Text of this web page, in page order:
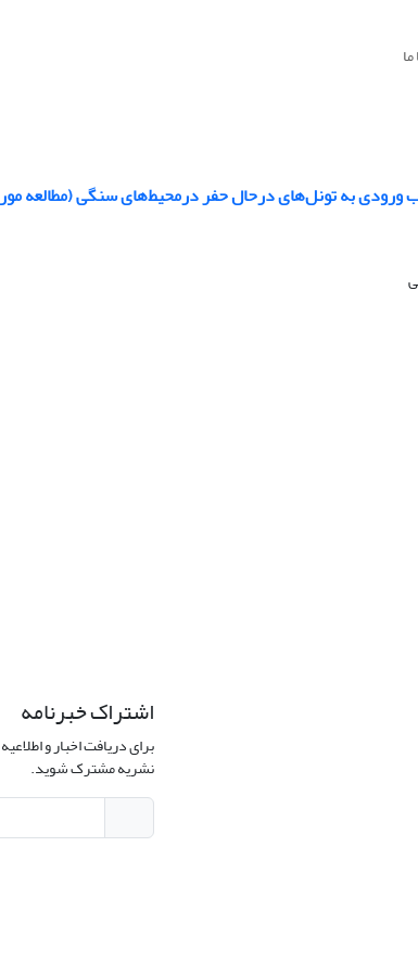
ورودی به تونل‌های درحال حفر درمحیط‌های سنگی (مطالعه
اشتراک خبرنامه
برای دریافت اخبار و
نشریه مشترک شوید.